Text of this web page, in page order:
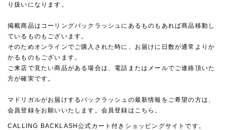
り扱いになります。
掲載商品はコーリングバックラッシュにあるものもあれば商品移動し
ているものもございます。
そのためオンラインでご購入された時に、お届けに日数が通常よりか
かるものもございます。
ご来店で見たい商品がある場合は、電話またはメールでご連絡頂いた
方が確実です。
マドリガルがお届けするバックラッシュの最新情報をご希望の方は、
会員登録をお願いいたします。会員登録は こちら 。
CALLING BACKLASH公式カート付きショッピングサイトです。